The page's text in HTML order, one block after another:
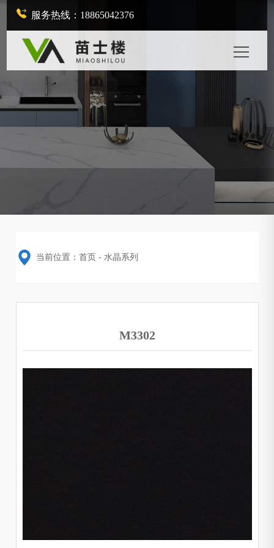
服务热线：18865042376
当前位置： 首页- 水晶系列
M3302